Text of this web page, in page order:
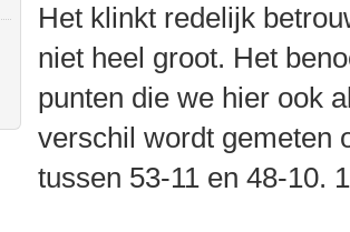
Het klinkt redelijk
niet heel groot. Het
punten die we hier ook
verschil wordt gemeten
tussen 53-11 en 48-10.